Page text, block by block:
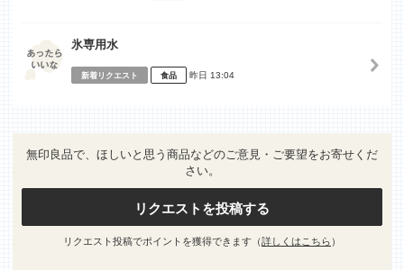
氷専用水
新着リクエスト 食品 昨日 13:04
無印良品で、ほしいと思う商品などのご意見・ご要望をお寄せくだ
さい。
リクエストを投稿する
リクエスト投稿でポイントを獲得できます（詳しくはこちら ）